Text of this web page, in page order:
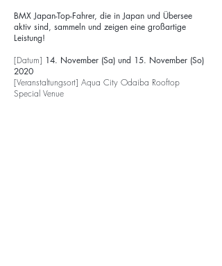
BMX Japan-Top-Fahrer, die in Japan und Übersee
aktiv sind, sammeln und zeigen eine großartige
Leistung!
[Datum] 14. November (Sa) und 15. November (So)
2020
[Veranstaltungsort] Aqua City Odaiba Rooftop
Special Venue